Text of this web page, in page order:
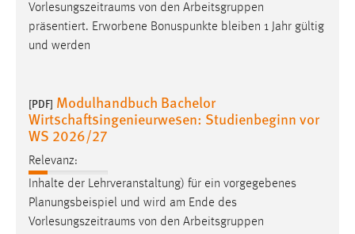
Vorlesungszeitraums von den Arbeitsgruppen
präsentiert. Erworbene Bonuspunkte bleiben 1 Jahr gültig
und werden
[PDF] Modulhandbuch Bachelor
Wirtschaftsingenieurwesen: Studienbeginn vor
WS 2026/27
Relevanz:
Inhalte der Lehrveranstaltung) für ein vorgegebenes
Planungsbeispiel und wird am Ende des
Vorlesungszeitraums von den Arbeitsgruppen